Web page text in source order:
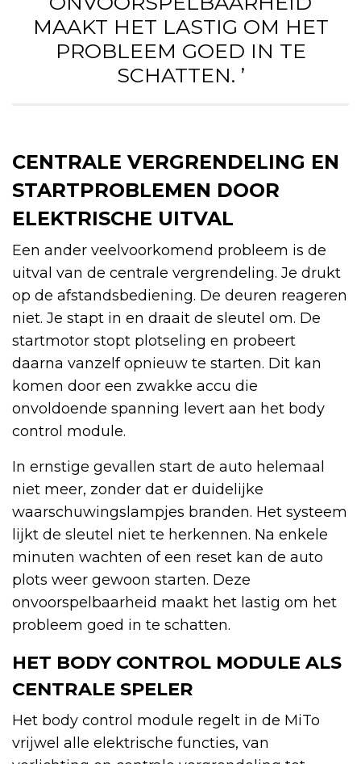
MAAKT HET LASTIG OM HET
PROBLEEM GOED IN TE
SCHATTEN. ’
CENTRALE VERGRENDELING EN
STARTPROBLEMEN DOOR
ELEKTRISCHE UITVAL
Een ander veelvoorkomend probleem is de
uitval van de centrale vergrendeling. Je drukt
op de afstandsbediening. De deuren reageren
niet. Je stapt in en draait de sleutel om. De
startmotor stopt plotseling en probeert
daarna vanzelf opnieuw te starten. Dit kan
komen door een zwakke accu die
onvoldoende spanning levert aan het body
control module.
In ernstige gevallen start de auto helemaal
niet meer, zonder dat er duidelijke
waarschuwingslampjes branden. Het systeem
lijkt de sleutel niet te herkennen. Na enkele
minuten wachten of een reset kan de auto
plots weer gewoon starten. Deze
onvoorspelbaarheid maakt het lastig om het
probleem goed in te schatten.
HET BODY CONTROL MODULE ALS
CENTRALE SPELER
Het body control module regelt in de MiTo
vrijwel alle elektrische functies, van